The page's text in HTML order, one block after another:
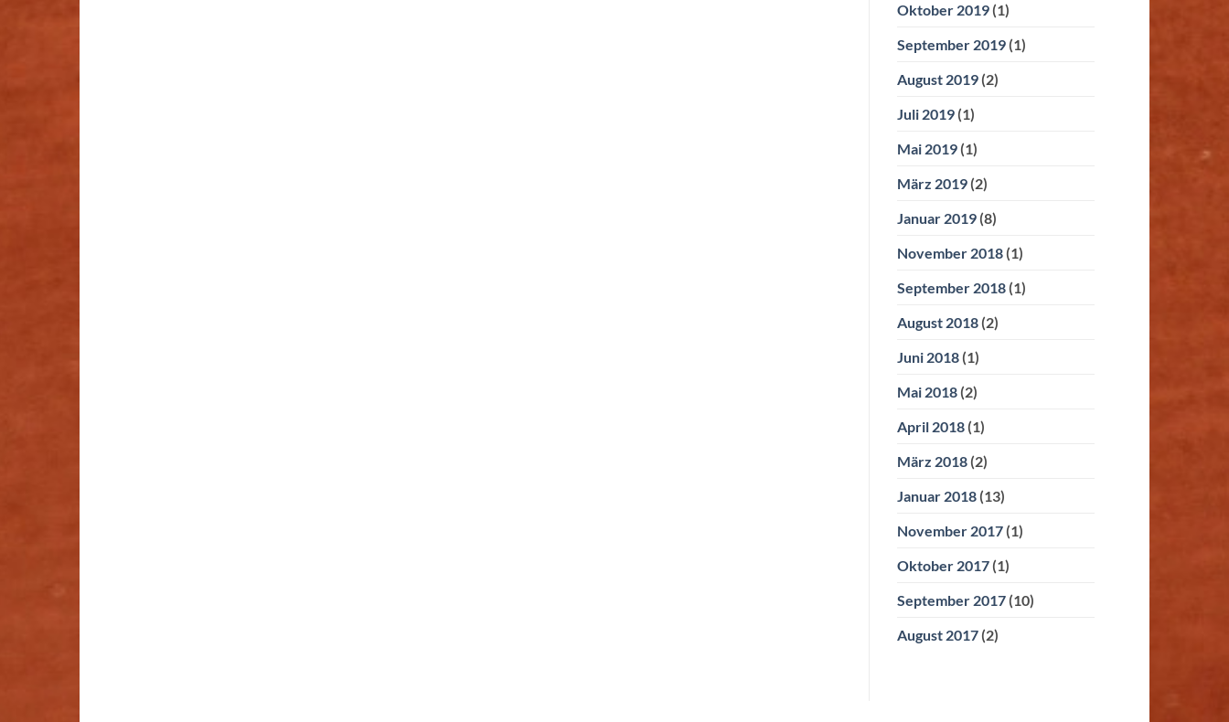
Oktober 2019(1)
September 2019(1)
August 2019(2)
Juli 2019(1)
Mai 2019(1)
März 2019(2)
Januar 2019(8)
November 2018(1)
September 2018(1)
August 2018(2)
Juni 2018(1)
Mai 2018(2)
April 2018(1)
März 2018(2)
Januar 2018(13)
November 2017(1)
Oktober 2017(1)
September 2017(10)
August 2017(2)